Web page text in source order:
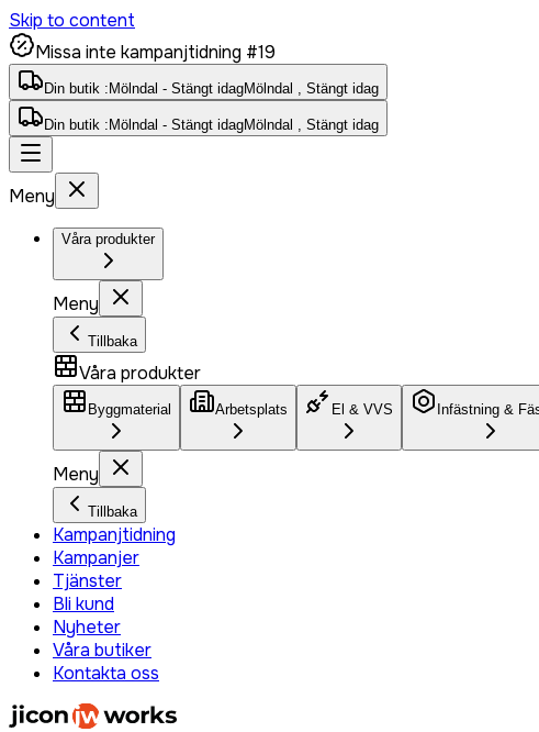
Skip to content
Missa inte kampanjtidning #19
Din butik : Mölndal - Stängt idagMölndal , Stängt idag
Din butik : Mölndal - Stängt idagMölndal , Stängt idag
Meny
Våra produkter
Meny
Tillbaka
Våra produkter
Byggmaterial Arbetsplats El & VVS Infästning &
Meny
Tillbaka
Kampanjtidning
Kampanjer
Tjänster
Bli kund
Nyheter
Våra butiker
Kontakta oss